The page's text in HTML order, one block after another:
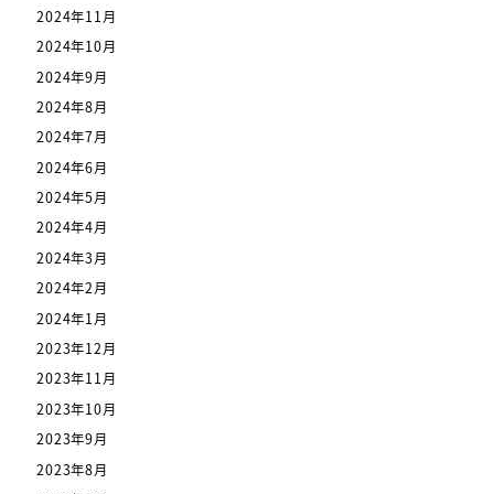
2024年11月
2024年10月
2024年9月
2024年8月
2024年7月
2024年6月
2024年5月
2024年4月
2024年3月
2024年2月
2024年1月
2023年12月
2023年11月
2023年10月
2023年9月
2023年8月